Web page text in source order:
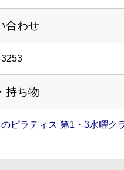
合わせ
持ち物
ピラティス 第1・3水曜ク